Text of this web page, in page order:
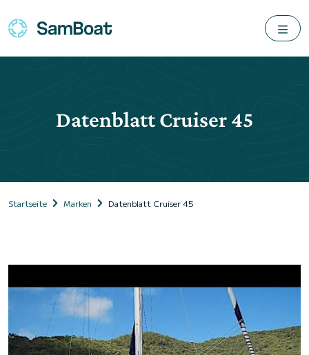
Datenblatt Cruiser 45
Startseite Marken Datenblatt Cruiser 45